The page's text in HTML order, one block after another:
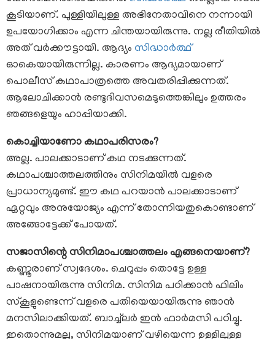
കൂടിയാണ്. പുള്ളിയിലുള്ള അഭിനേതാവിനെ നന്നായി
ഉപയോഗിക്കാം എന്ന ചിന്തയായിരുന്നു. നല്ല രീതിയിൽ
അത് വർക്കൗട്ടായി. ആദ്യം സിദ്ധാർത്ഥ്
ഓകെയായിരുന്നില്ല. കാരണം ആദ്യമായാണ്
പൊലീസ് കഥാപാത്രത്തെ അവതരിപ്പിക്കുന്നത്.
ആലോചിക്കാൻ രണ്ടുദിവസമെടുത്തെങ്കിലും ഉത്തരം
ഞങ്ങളെയും ഹാപ്പിയാക്കി.
കൊച്ചിയാണോ കഥാപരിസരം?
അല്ല. പാലക്കാടാണ് കഥ നടക്കുന്നത്.
കഥാപശ്ചാത്തലത്തിനും സിനിമയിൽ വളരെ
പ്രാധാന്യമുണ്ട്. ഈ കഥ പറയാൻ പാലക്കാടാണ്
ഏറ്റവും അനുയോജ്യം എന്ന് തോന്നിയതുകൊണ്ടാണ്
അങ്ങോട്ടേക്ക് പോയത്.
സജാസിന്റെ സിനിമാപശ്ചാത്തലം എങ്ങനെയാണ്?
കണ്ണൂരാണ് സ്വദേശം. ചെറുപ്പം തൊട്ടേ ഉള്ള
പാഷനായിരുന്നു സിനിമ. സിനിമ പഠിക്കാൻ ഫിലിം
സ്‌കൂളുണ്ടെന്ന് വളരെ പതിയെയായിരുന്നു ഞാൻ
മനസിലാക്കിയത്. ബാച്ച്‌ലർ ഇൻ ഫാർമസി പഠിച്ചു.
ഇതൊന്നുമല്ല, സിനിമയാണ് വഴിയെന്ന ഉള്ളിലുള്ള